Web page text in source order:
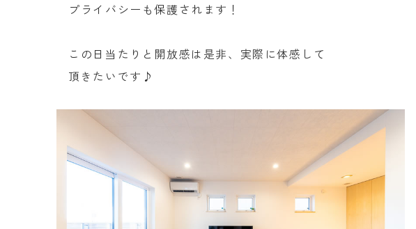
プライバシーも保護されます！
この日当たりと開放感は是非、実際に体感して
頂きたいです♪